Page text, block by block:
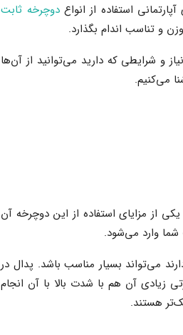
استفاده از انواعدوچرخه ثابت
و تناسب اندام بگذارد.
و شرایطی که دارید می‌توانید از آن‌ها
می‌کنیم.
از مزایای استفاده از این دوچرخه آن
وارد می‌شود.
می‌تواند بسیار مناسب باشد. پدال در
زیادی آن هم با شدت بالا با آن انجام
هستند.